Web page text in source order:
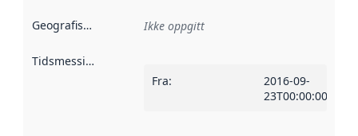
Geografisk avgrensning :
Ikke oppgitt
Tidsmessig avgrensning
Fra:
2016-09-
23T00:00:00Z